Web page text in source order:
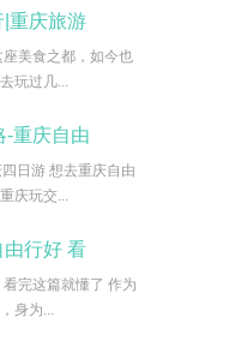
重庆旅游
美食之都，如今也
玩过几...
-重庆自由
日游 想去重庆自由
庆玩交...
行好 看
完这篇就懂了 作为
身为...